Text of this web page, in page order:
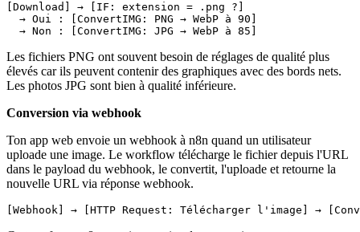
[Download] → [IF: extension = .png ?]
  → Oui : [ConvertIMG: PNG → WebP à 90]
Les fichiers PNG ont souvent besoin de réglages de qualité plus
élevés car ils peuvent contenir des graphiques avec des bords nets.
Les photos JPG sont bien à qualité inférieure.
Conversion via webhook
Ton app web envoie un webhook à n8n quand un utilisateur
uploade une image. Le workflow télécharge le fichier depuis l'URL
dans le payload du webhook, le convertit, l'uploade et retourne la
nouvelle URL via réponse webhook.